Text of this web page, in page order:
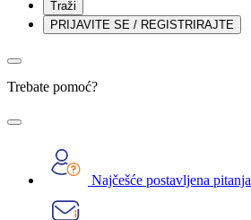
Traži
PRIJAVITE SE / REGISTRIRAJTE
Trebate pomoć?
Najčešće postavljena pitanja